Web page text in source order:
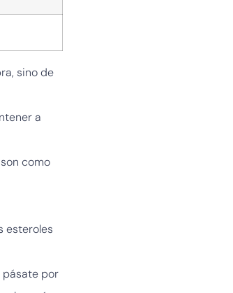
sino de
a
como
esteroles
pásate por